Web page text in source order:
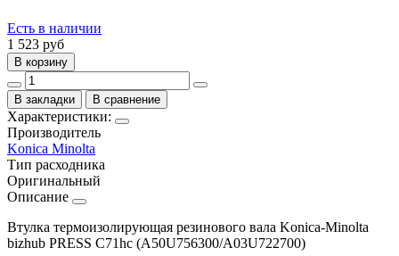
Есть в наличии
1 523 руб
В корзину
В закладки В сравнение
Характеристики:
Производитель
Konica Minolta
Тип расходника
Оригинальный
Описание
Втулка термоизолирующая резинового вала Konica-Minolta
bizhub PRESS C71hc (A50U756300/A03U722700)